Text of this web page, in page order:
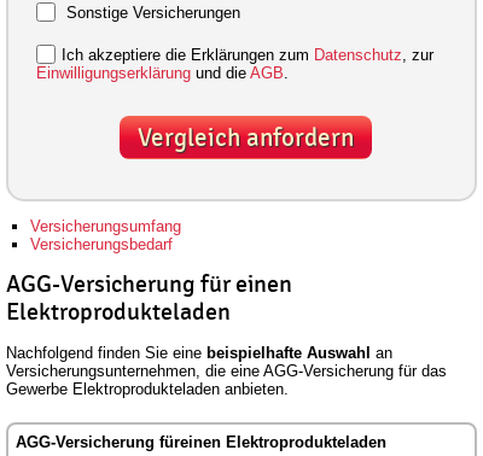
Sonstige Versicherungen
Ich akzeptiere die Erklärungen zum Datenschutz , zur
Einwilligungserklärung und die AGB.
Vergleich anfordern
Versicherungsumfang
Versicherungsbedarf
AGG-Versicherung für einen
Elektroprodukteladen
Nachfolgend finden Sie eine beispielhafte Auswahl an
Versicherungsunternehmen, die eine AGG-Versicherung für das
Gewerbe Elektroprodukteladen anbieten.
AGG-Versicherung füreinen Elektroprodukteladen